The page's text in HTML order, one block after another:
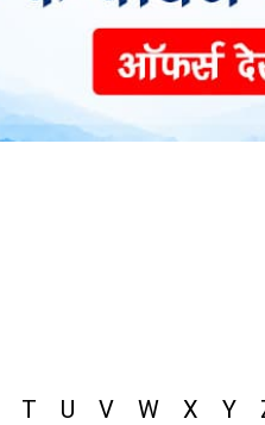
T U V W X Y